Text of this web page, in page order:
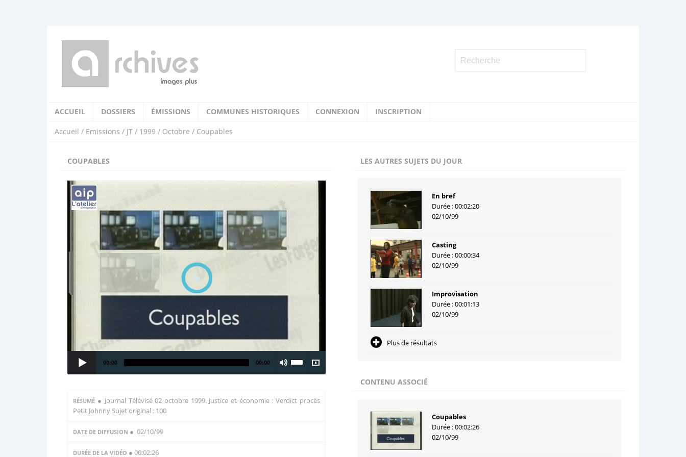
ACCUEIL DOSSIERS ÉMISSIONS COMMUNES HISTORIQUES CONNEXION INSCRIPTION
Accueil / Emissions / JT / 1999 / Octobre / Coupables
COUPABLES
00:00 00:00
RÉSUMÉ ● Journal Télévisé 02 octobre 1999. Justice et économie : Verdict procès
Petit Johnny Sujet original : 100
DATE DE DIFFUSION ● 02/10/99
DURÉE DE LA VIDÉO ● 00:02:26
LES AUTRES SUJETS DU JOUR
En bref
Durée : 00:02:20
02/10/99
Casting
Durée : 00:00:34
02/10/99
Improvisation
Durée : 00:01:13
02/10/99
Plus de résultats
CONTENU ASSOCIÉ
Coupables
Durée : 00:02:26
02/10/99